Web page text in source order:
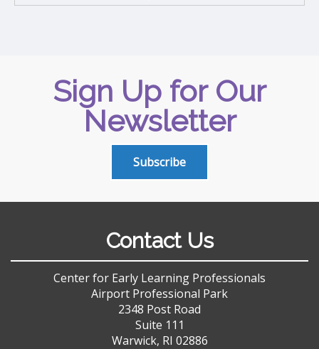
Sign Up for Our
Newsletter
Subscribe
Contact Us
Center for Early Learning Professionals
Airport Professional Park
2348 Post Road
Suite 111
Warwick, RI 02886